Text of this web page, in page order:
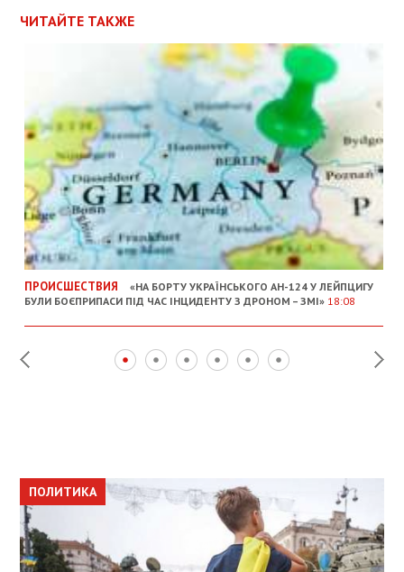
ЧИТАЙТЕ ТАКЖЕ
ПРОИСШЕСТВИЯ
«НА БОРТУ УКРАЇНСЬКОГО АН-124 У ЛЕЙПЦИГУ
БУЛИ БОЄПРИПАСИ ПІД ЧАС ІНЦИДЕНТУ З ДРОНОМ – ЗМІ» 18:08
ПОЛИТИКА
ПОЛИТИКА
ОБЩЕСТВО
ПОЛИТИКА
ЭКОНОМИКА